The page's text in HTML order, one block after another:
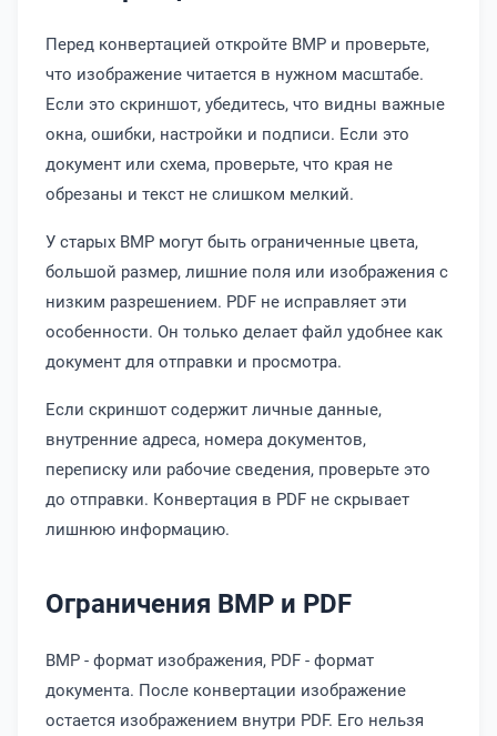
Перед конвертацией откройте BMP и проверьте,
что изображение читается в нужном масштабе.
Если это скриншот, убедитесь, что видны важные
окна, ошибки, настройки и подписи. Если это
документ или схема, проверьте, что края не
обрезаны и текст не слишком мелкий.
У старых BMP могут быть ограниченные цвета,
большой размер, лишние поля или изображения с
низким разрешением. PDF не исправляет эти
особенности. Он только делает файл удобнее как
документ для отправки и просмотра.
Если скриншот содержит личные данные,
внутренние адреса, номера документов,
переписку или рабочие сведения, проверьте это
до отправки. Конвертация в PDF не скрывает
лишнюю информацию.
Ограничения BMP и PDF
BMP - формат изображения, PDF - формат
документа. После конвертации изображение
остается изображением внутри PDF. Его нельзя